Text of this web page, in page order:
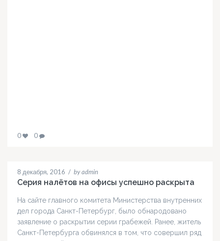
0 0
8 декабря, 2016 / by admin
Серия налётов на офисы успешно раскрыта
На сайте главного комитета Министерства внутренних
дел города Санкт-Петербург, было обнародовано
заявление о раскрытии серии грабежей. Ранее, житель
Санкт-Петербурга обвинялся в том, что совершил ряд